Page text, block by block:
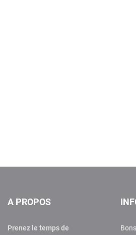
A PROPOS
Prenez le temps de